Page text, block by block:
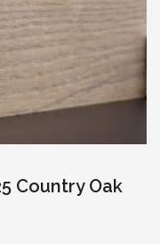
Country Oak